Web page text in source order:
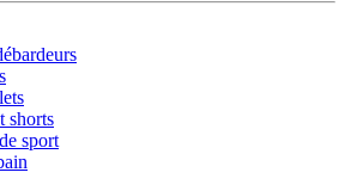
shorts
sport